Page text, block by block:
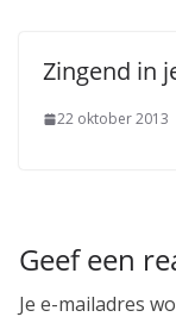
Zingend in
22 oktober 2013
Geef een
Je e-mailadres